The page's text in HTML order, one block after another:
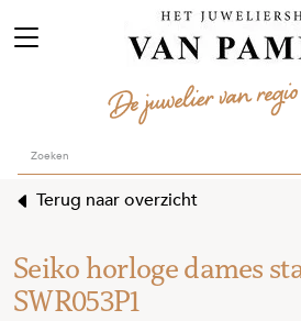
Terug naar overzicht
Seiko horloge dames
SWR053P1